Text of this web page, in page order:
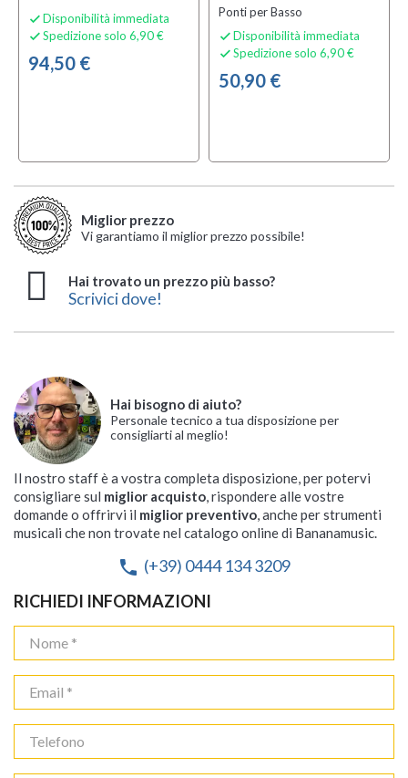
 Disponibilità immediata
 Spedizione solo 6,90 €
94,50 €
Ponti per Basso
 Disponibilità immediata
 Spedizione solo 6,90 €
50,90 €
Miglior prezzo
Vi garantiamo il miglior prezzo possibile!
Hai trovato un prezzo più basso?
Scrivici dove!
Hai bisogno di aiuto?
Personale tecnico a tua disposizione per
consigliarti al meglio!
Il nostro staff è a vostra completa disposizione, per potervi
consigliare sul miglior acquisto, rispondere alle vostre
domande o offrirvi il miglior preventivo, anche per strumenti
musicali che non trovate nel catalogo online di Bananamusic.
phone (+39) 0444 134 3209
RICHIEDI INFORMAZIONI